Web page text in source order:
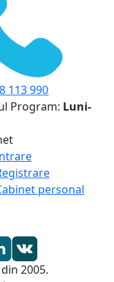
113 990
Program: Luni-
personal
2005.